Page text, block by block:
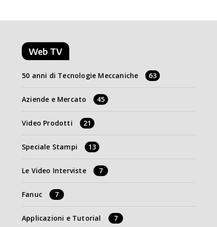
Web TV
50 anni di Tecnologie Meccaniche 63
Aziende e Mercato 45
Video Prodotti 21
Speciale Stampi 13
Le Video Interviste 7
Fanuc 7
Applicazioni e Tutorial 7